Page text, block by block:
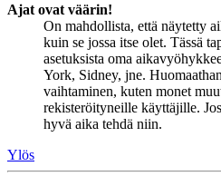
Ajat ovat väärin!
On mahdollista, että näytetty
kuin se jossa itse olet. Tässä
asetuksista oma
York, Sidney, jne.
vaihtaminen, kuten monet
rekisteröityneille käyttäjille.
hyvä aika tehdä niin.
Ylös